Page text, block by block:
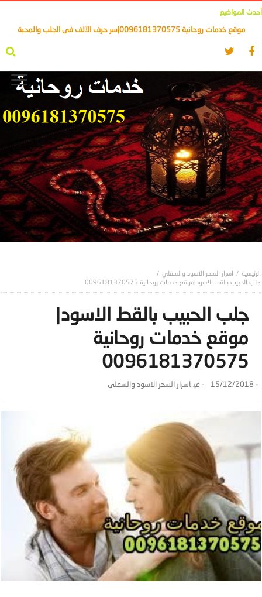
أحدث المواضيع
موقع خدمات روحانية 0096181370575|سر حرف الآلف فى الجلب والمحبة
اسرار السحر الاسود والسفلي
جلب الحبيب بالقط الاسود|موقع خدمات روحانية 0096181370575
جلب الحبيب بالقط الاسود|
موقع خدمات روحانية
0096181370575
-
15/12/2018 - ‎في اسرار السحر الاسود والسفلي